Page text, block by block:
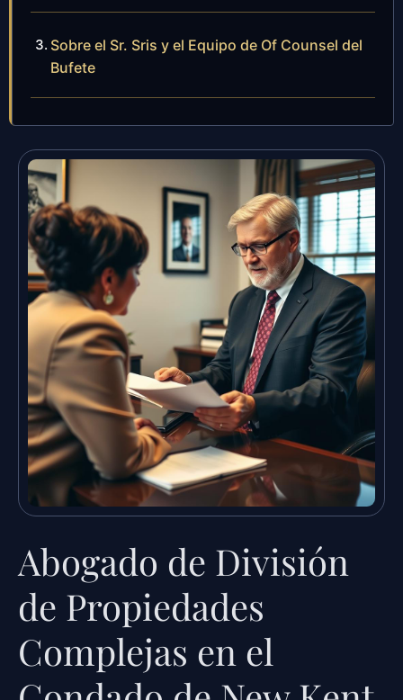
Sobre el Sr. Sris y el Equipo de Of Counsel del
Bufete
Abogado de División
de Propiedades
Complejas en el